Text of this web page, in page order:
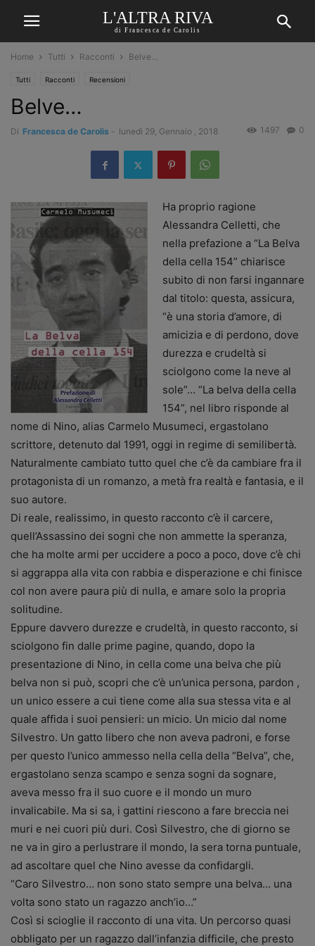
L'ALTRA RIVA
di Francesca de Carolis
Home Tutti Racconti Belve…
Tutti Racconti Recensioni
Belve…
Di Francesca de Carolis - lunedì 29, Gennaio , 2018 0
1497
Ha proprio ragione
Alessandra Celletti, che
nella prefazione a “La Belva
della cella 154” chiarisce
subito di non farsi ingannare
dal titolo: questa, assicura,
“è una storia d’amore, di
amicizia e di perdono, dove
durezza e crudeltà si
sciolgono come la neve al
sole”… “La belva della cella
154”, nel libro risponde al
nome di Nino, alias Carmelo Musumeci, ergastolano
scrittore, detenuto dal 1991, oggi in regime di semilibertà.
Naturalmente cambiato tutto quel che c’è da cambiare fra il
protagonista di un romanzo, a metà fra realtà e fantasia, e il
suo autore.
Di reale, realissimo, in questo racconto c’è il carcere,
quell’Assassino dei sogni che non ammette la speranza,
che ha molte armi per uccidere a poco a poco, dove c’è chi
si aggrappa alla vita con rabbia e disperazione e chi finisce
col non avere paura più di nulla, e amare solo la propria
solitudine.
Eppure davvero durezze e crudeltà, in questo racconto, si
sciolgono fin dalle prime pagine, quando, dopo la
presentazione di Nino, in cella come una belva che più
belva non si può, scopri che c’è un’unica persona, pardon ,
un unico essere a cui tiene come alla sua stessa vita e al
quale affida i suoi pensieri: un micio. Un micio dal nome
Silvestro. Un gatto libero che non aveva padroni, e forse
per questo l’unico ammesso nella cella della “Belva”, che,
ergastolano senza scampo e senza sogni da sognare,
aveva messo fra il suo cuore e il mondo un muro
invalicabile. Ma si sa, i gattini riescono a fare breccia nei
muri e nei cuori più duri. Così Silvestro, che di giorno se
ne va in giro a perlustrare il mondo, la sera torna puntuale,
ad ascoltare quel che Nino avesse da confidargli.
“Caro Silvestro… non sono stato sempre una belva… una
volta sono stato un ragazzo anch’io…”
Così si scioglie il racconto di una vita. Un percorso quasi
obbligato per un ragazzo dall’infanzia difficile, che presto